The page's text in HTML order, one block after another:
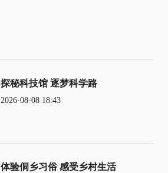
探秘科技馆 逐梦科学路
2026-08-08 18:43
体验侗乡习俗 感受乡村生活